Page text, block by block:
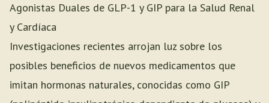
Agonistas Duales de GLP-1 y GIP para la Salud Renal
y Cardíaca
Investigaciones recientes arrojan luz sobre los
posibles beneficios de nuevos medicamentos que
imitan hormonas naturales, conocidas como GIP